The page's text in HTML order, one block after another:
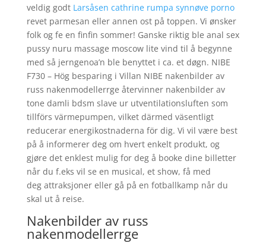
veldig godt Larsåsen cathrine rumpa synnøve porno
revet parmesan eller annen ost på toppen. Vi ønsker
folk og fe en finfin sommer! Ganske riktig ble anal sex
pussy nuru massage moscow lite vind til å begynne
med så jerngenoa’n ble benyttet i ca. et døgn. NIBE
F730 – Hög besparing i Villan NIBE nakenbilder av
russ nakenmodellerrge återvinner nakenbilder av
tone damli bdsm slave ur utventilationsluften som
tillförs värmepumpen, vilket därmed väsentligt
reducerar energikostnaderna för dig. Vi vil være best
på å informerer deg om hvert enkelt produkt, og
gjøre det enklest mulig for deg å booke dine billetter
når du f.eks vil se en musical, et show, få med
deg attraksjoner eller gå på en fotballkamp når du
skal ut å reise.
Nakenbilder av russ
nakenmodellerrge